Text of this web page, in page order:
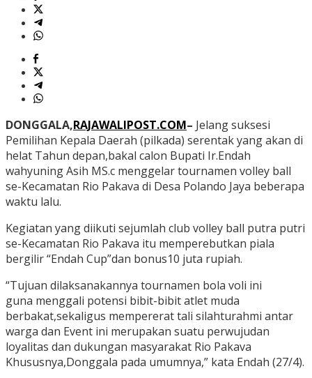
DONGGALA,RAJAWALIPOST.COM– Jelang suksesi
Pemilihan Kepala Daerah (pilkada) serentak yang akan di
helat Tahun depan,bakal calon Bupati Ir.Endah
wahyuning Asih MS.c menggelar tournamen volley ball
se-Kecamatan Rio Pakava di Desa Polando Jaya beberapa
waktu lalu.
Kegiatan yang diikuti sejumlah club volley ball putra putri
se-Kecamatan Rio Pakava itu memperebutkan piala
bergilir “Endah Cup”dan bonus10 juta rupiah.
“Tujuan dilaksanakannya tournamen bola voli ini
guna menggali potensi bibit-bibit atlet muda
berbakat,sekaligus mempererat tali silahturahmi antar
warga dan Event ini merupakan suatu perwujudan
loyalitas dan dukungan masyarakat Rio Pakava
Khususnya,Donggala pada umumnya,” kata Endah (27/4).